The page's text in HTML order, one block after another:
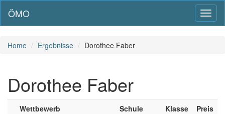
ÖMO
Home Ergebnisse Dorothee Faber
Dorothee Faber
Wettbewerb Schule Klasse
Preis